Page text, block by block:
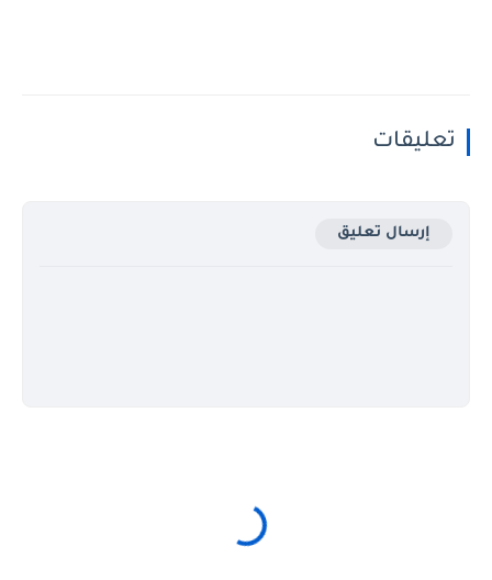
تعليقات
إرسال تعليق